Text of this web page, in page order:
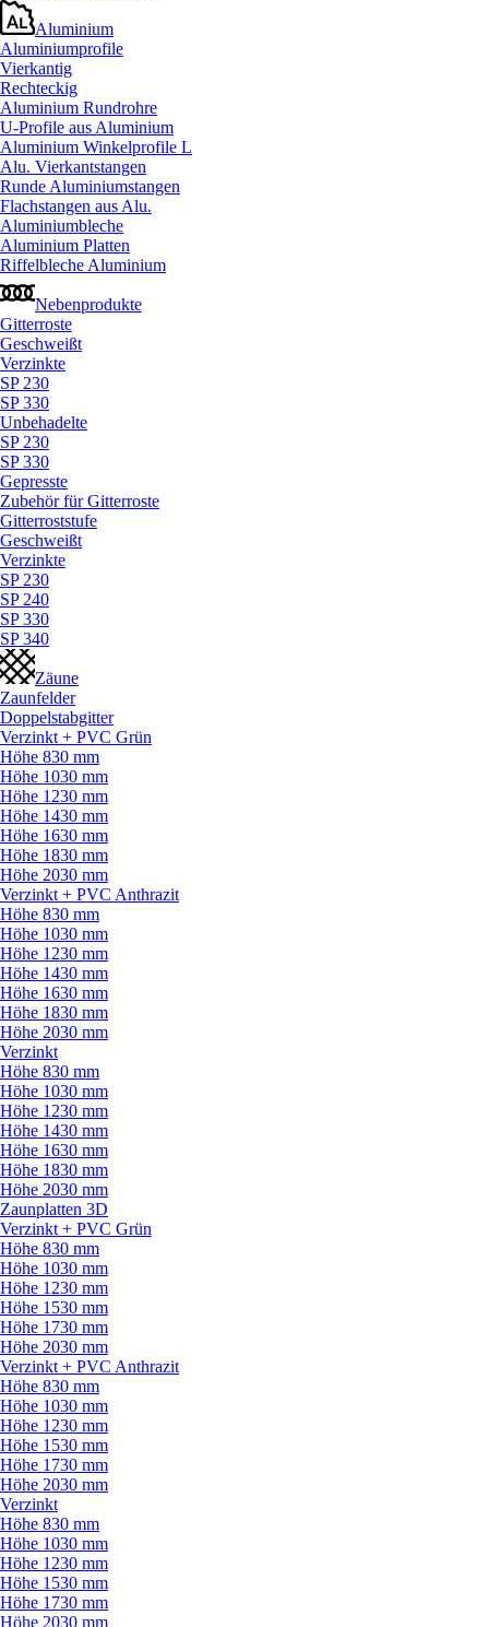
Aluminium
Aluminiumprofile
Vierkantig
Rechteckig
Aluminium Rundrohre
U-Profile aus Aluminium
Aluminium Winkelprofile L
Alu. Vierkantstangen
Runde Aluminiumstangen
Flachstangen aus Alu.
Aluminiumbleche
Aluminium Platten
Riffelbleche Aluminium
Nebenprodukte
Gitterroste
Geschweißt
Verzinkte
SP 230
SP 330
Unbehadelte
SP 230
SP 330
Gepresste
Zubehör für Gitterroste
Gitterroststufe
Geschweißt
Verzinkte
SP 230
SP 240
SP 330
SP 340
Zäune
Zaunfelder
Doppelstabgitter
Verzinkt + PVC Grün
Höhe 830 mm
Höhe 1030 mm
Höhe 1230 mm
Höhe 1430 mm
Höhe 1630 mm
Höhe 1830 mm
Höhe 2030 mm
Verzinkt + PVC Anthrazit
Höhe 830 mm
Höhe 1030 mm
Höhe 1230 mm
Höhe 1430 mm
Höhe 1630 mm
Höhe 1830 mm
Höhe 2030 mm
Verzinkt
Höhe 830 mm
Höhe 1030 mm
Höhe 1230 mm
Höhe 1430 mm
Höhe 1630 mm
Höhe 1830 mm
Höhe 2030 mm
Zaunplatten 3D
Verzinkt + PVC Grün
Höhe 830 mm
Höhe 1030 mm
Höhe 1230 mm
Höhe 1530 mm
Höhe 1730 mm
Höhe 2030 mm
Verzinkt + PVC Anthrazit
Höhe 830 mm
Höhe 1030 mm
Höhe 1230 mm
Höhe 1530 mm
Höhe 1730 mm
Höhe 2030 mm
Verzinkt
Höhe 830 mm
Höhe 1030 mm
Höhe 1230 mm
Höhe 1530 mm
Höhe 1730 mm
Höhe 2030 mm